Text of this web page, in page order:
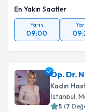
En Yakın Saatler
Yarın
09:00
Op. Dr.
Kadın
İstanbul,
5 (7